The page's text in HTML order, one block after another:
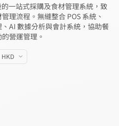
一站式採購及食材管理系統，致
理流程。無縫整合 POS 系統、
AI 數據分析與會計系統，協助餐
營運管理。